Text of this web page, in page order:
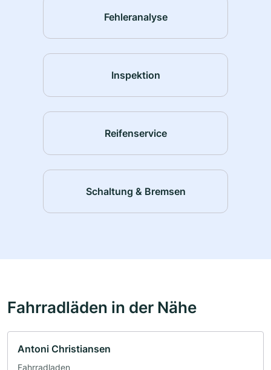
Fehleranalyse
Inspektion
Reifenservice
Schaltung & Bremsen
Fahrradläden in der Nähe
Antoni Christiansen
Fahrradladen